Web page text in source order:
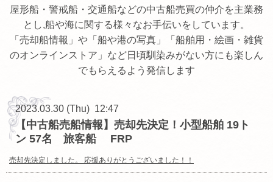
屋形船・警戒船・交通船などの中古船売買の仲介を主業務
とし,船や海に関する様々なお手伝いをしています。
「売却船情報」や「船や港の写真」「船舶用・絵画・雑貨
のオンラインストア」など日頃馴染みがない方にも楽しん
でもらえるよう発信します
2023.03.30 (Thu) 12:47
【中古船売船情報】売却先決定！小型船舶 19ト
ン 57名 旅客船 FRP
売却先決定しました。 応援ありがとうございました！！